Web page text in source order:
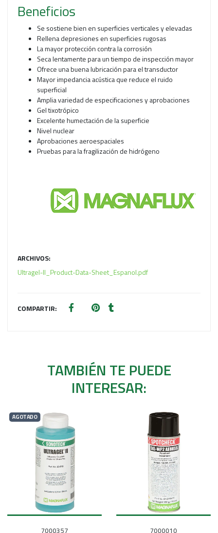
Beneficios
Se sostiene bien en superficies verticales y elevadas
Rellena depresiones en superficies rugosas
La mayor protección contra la corrosión
Seca lentamente para un tiempo de inspección mayor
Ofrece una buena lubricación para el transductor
Mayor impedancia acústica que reduce el ruido
superficial
Amplia variedad de especificaciones y aprobaciones
Gel tixotrópico
Excelente humectación de la superficie
Nivel nuclear
Aprobaciones aeroespaciales
Pruebas para la fragilización de hidrógeno
ARCHIVOS:
Ultragel-II_Product-Data-Sheet_Espanol.pdf
COMPARTIR:
TAMBIÉN TE PUEDE
INTERESAR:
AGOTADO
7000357 7000010